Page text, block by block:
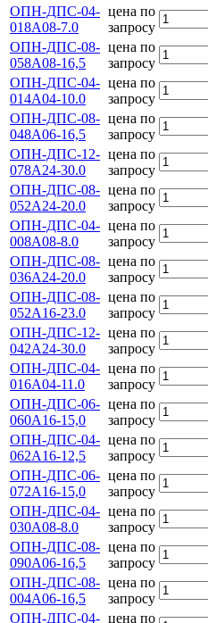
ОПН-ДПС-04-
018А08-7.0
цена по
запросу
ОПН-ДПС-08-
058А08-16,5
цена по
запросу
ОПН-ДПС-04-
014А04-10.0
цена по
запросу
ОПН-ДПС-08-
048А06-16,5
цена по
запросу
ОПН-ДПС-12-
078А24-30.0
цена по
запросу
ОПН-ДПС-08-
052А24-20.0
цена по
запросу
ОПН-ДПС-04-
008А08-8.0
цена по
запросу
ОПН-ДПС-08-
036А24-20.0
цена по
запросу
ОПН-ДПС-08-
052А16-23.0
цена по
запросу
ОПН-ДПС-12-
042А24-30.0
цена по
запросу
ОПН-ДПС-04-
016А04-11.0
цена по
запросу
ОПН-ДПС-06-
060А16-15,0
цена по
запросу
ОПН-ДПС-04-
062А16-12,5
цена по
запросу
ОПН-ДПС-06-
072А16-15,0
цена по
запросу
ОПН-ДПС-04-
030А08-8.0
цена по
запросу
ОПН-ДПС-08-
090А06-16,5
цена по
запросу
ОПН-ДПС-08-
004А06-16,5
цена по
запросу
ОПН-ДПС-04- цена по